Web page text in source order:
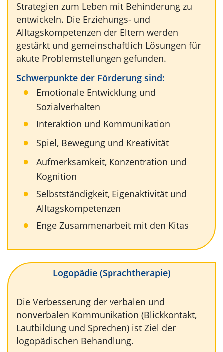
Strategien zum Leben mit Behinderung zu
entwickeln. Die Erziehungs- und
Alltagskompetenzen der Eltern werden
gestärkt und gemeinschaftlich Lösungen für
akute Problemstellungen gefunden.
Schwerpunkte der Förderung sind:
Emotionale Entwicklung und
Sozialverhalten
Interaktion und Kommunikation
Spiel, Bewegung und Kreativität
Aufmerksamkeit, Konzentration und
Kognition
Selbstständigkeit, Eigenaktivität und
Alltagskompetenzen
Enge Zusammenarbeit mit den Kitas
Logopädie (Sprachtherapie)
Die Verbesserung der verbalen und
nonverbalen Kommunikation (Blickkontakt,
Lautbildung und Sprechen) ist Ziel der
logopädischen Behandlung.